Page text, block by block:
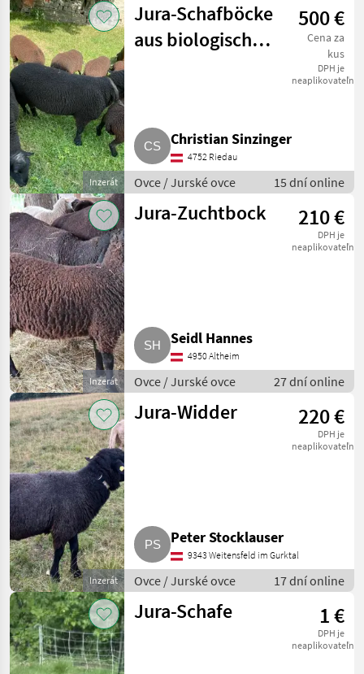
Inzerát
Jura-Schafböcke
aus biologischer
500 €
Cena za
kus
DPH je
neaplikovateľné
Christian Sinzinger
4752 Riedau
Ovce / Jurské ovce 15 dní online
Inzerát
Jura-Zuchtbock 210 €
DPH je
neaplikovateľné
Seidl Hannes
4950 Altheim
Ovce / Jurské ovce 27 dní online
Inzerát
Jura-Widder 220 €
DPH je
neaplikovateľné
Peter Stocklauser
9343 Weitensfeld im Gurktal
Ovce / Jurské ovce 17 dní online
Jura-Schafe 1 €
DPH je
neaplikovateľné